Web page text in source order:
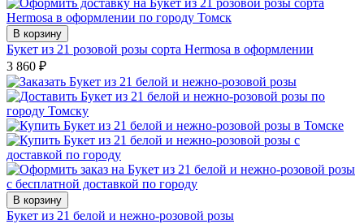
В корзину
Букет из 21 розовой розы сорта Hermosa в оформлении
3 860 ₽
В корзину
Букет из 21 белой и нежно-розовой розы